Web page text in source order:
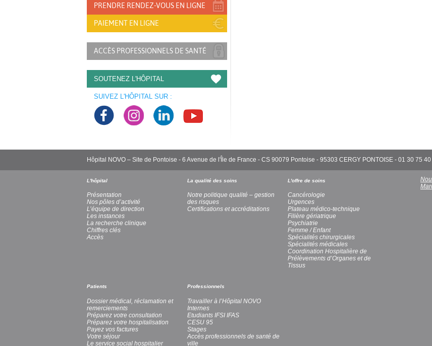
PRENDRE RENDEZ-VOUS EN LIGNE
PAIEMENT EN LIGNE
ACCÈS PROFESSIONNELS DE SANTÉ
SOUTENEZ L'HÔPITAL
SUIVEZ L'HÔPITAL SUR :
Hôpital NOVO – Site de Pontoise - 6 Avenue de l'Île de France - CS 90079 Pontoise - 95303 CERGY PONTOISE - 01 30 75
L'hôpital
Présentation
Nos pôles d’activité
L’équipe de direction
Les instances
La recherche clinique
Chiffres clés
Accès
La qualité des soins
Notre politique qualité – gestion
des risques
Certifications et accréditations
L'offre de soins
Cancérologie
Urgences
Plateau médico-technique
Filière gériatrique
Psychiatrie
Femme / Enfant
Spécialités chirurgicales
Spécialités médicales
Coordination Hospitalière de
Prélèvements d’Organes et de
Tissus
Patients
Dossier médical, réclamation et
remerciements
Préparez votre consultation
Préparez votre hospitalisation
Payez vos factures
Votre séjour
Le service social hospitalier
Professionnels
Travailler à l’Hôpital NOVO
Internes
Etudiants IFSI IFAS
CESU 95
Stages
Accès professionnels de santé de
ville